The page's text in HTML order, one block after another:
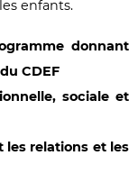
enfants.
donnant
CDEF
sociale et
relations et les